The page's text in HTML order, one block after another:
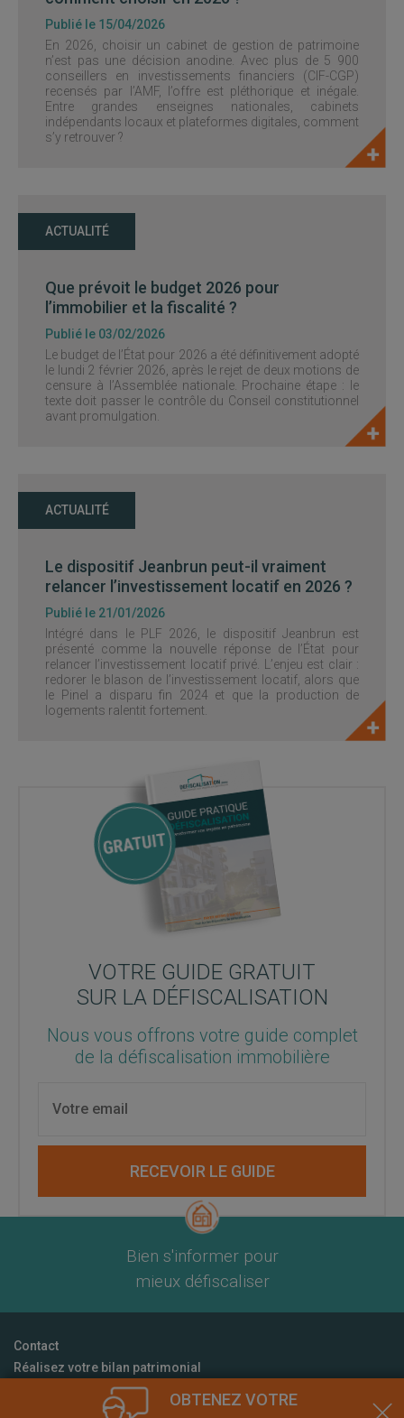
Publié le 15/04/2026
En 2026, choisir un cabinet de gestion de patrimoine
n’est pas une décision anodine. Avec plus de 5 900
conseillers en investissements financiers (CIF-CGP)
recensés par l’AMF, l’offre est pléthorique et inégale.
Entre grandes enseignes nationales, cabinets
indépendants locaux et plateformes digitales, comment
s’y retrouver ?
ACTUALITÉ
Que prévoit le budget 2026 pour
l’immobilier et la fiscalité ?
Publié le 03/02/2026
Le budget de l’État pour 2026 a été définitivement adopté
le lundi 2 février 2026, après le rejet de deux motions de
censure à l’Assemblée nationale. Prochaine étape : le
texte doit passer le contrôle du Conseil constitutionnel
avant promulgation.
ACTUALITÉ
Le dispositif Jeanbrun peut-il vraiment
relancer l’investissement locatif en 2026 ?
Publié le 21/01/2026
Intégré dans le PLF 2026, le dispositif Jeanbrun est
présenté comme la nouvelle réponse de l’État pour
relancer l’investissement locatif privé. L’enjeu est clair :
redorer le blason de l’investissement locatif, alors que
le Pinel a disparu fin 2024 et que la production de
logements ralentit fortement.
OBTENEZ VOTRE
VOTRE GUIDE GRATUIT
SUR LA DÉFISCALISATION
Nous vous offrons votre guide complet
de la défiscalisation immobilière
RECEVOIR LE GUIDE
Bien s'informer pour
mieux défiscaliser
Contact
Réalisez votre bilan patrimonial
Mentions Légales